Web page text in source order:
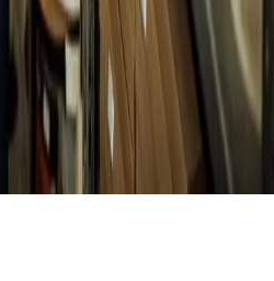
como gerenciar o estoque é essencial
e saídas, tanto em relação às
matérias-primas.
Quem investe em
mais preparado para lidar com as
e
conheça o Hub Sebrae
: temos
necessário para você expandir o